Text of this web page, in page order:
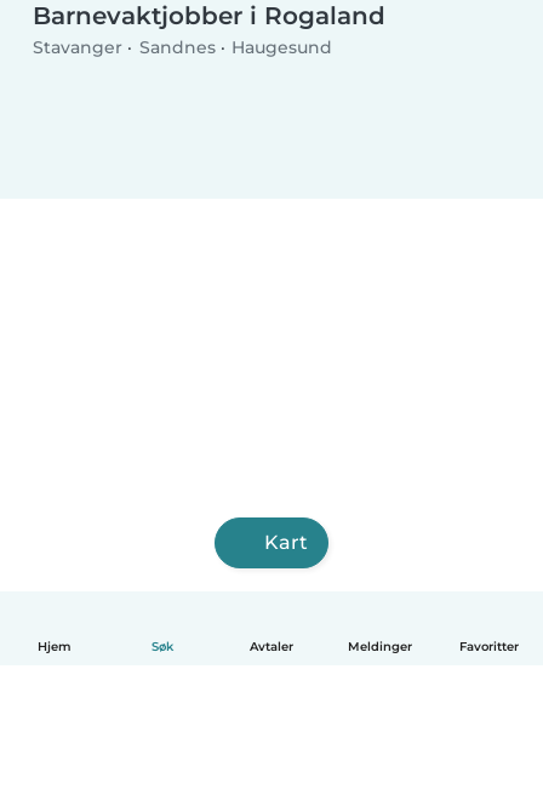
Hjem Søk Avtaler Meldinger Favoritter
Barnevaktjobber i Rogaland
Stavanger Sandnes Haugesund
Kart